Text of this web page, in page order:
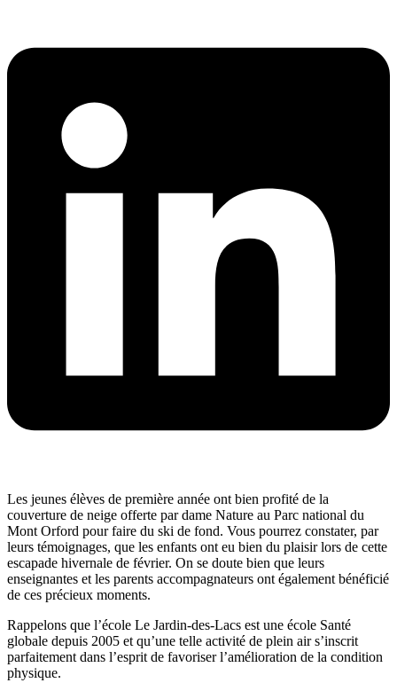
Les jeunes élèves de première année ont bien profité de la
couverture de neige offerte par dame Nature au Parc national du
Mont Orford pour faire du ski de fond. Vous pourrez constater, par
leurs témoignages, que les enfants ont eu bien du plaisir lors de cette
escapade hivernale de février. On se doute bien que leurs
enseignantes et les parents accompagnateurs ont également bénéficié
de ces précieux moments.
Rappelons que l’école Le Jardin-des-Lacs est une école Santé
globale depuis 2005 et qu’une telle activité de plein air s’inscrit
parfaitement dans l’esprit de favoriser l’amélioration de la condition
physique.